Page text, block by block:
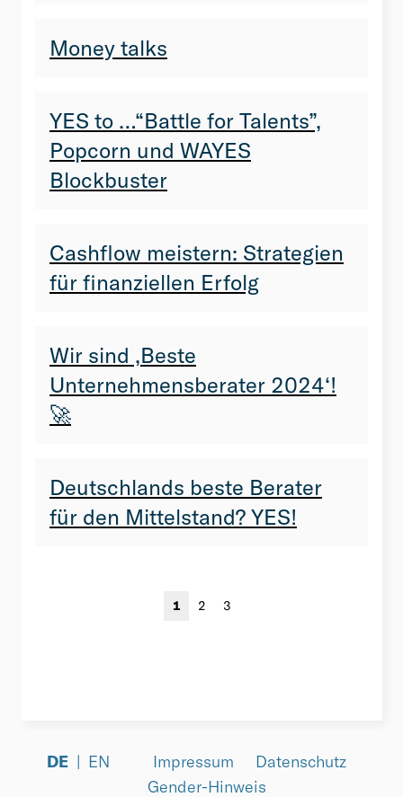
Money talks
YES to …“Battle for Talents”,
Popcorn und WAYES
Blockbuster
Cashflow meistern: Strategien
für finanziellen Erfolg
Wir sind ‚Beste
Unternehmensberater 2024‘!
🚀
Deutschlands beste Berater
für den Mittelstand? YES!
1 2 3
DE EN Impressum
Datenschutz
Gender-Hinweis